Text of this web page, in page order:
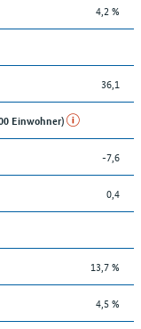
4,2 %
36,1
Einwohner)
-7,6
0,4
13,7 %
4,5 %